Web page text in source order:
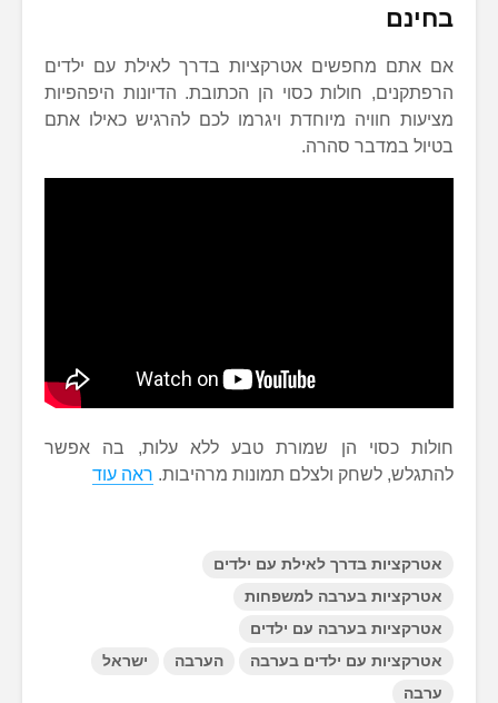
בחינם
אם אתם מחפשים אטרקציות בדרך לאילת עם ילדים
הרפתקנים, חולות כסוי הן הכתובת. הדיונות היפהפיות
מציעות חוויה מיוחדת ויגרמו לכם להרגיש כאילו אתם
בטיול במדבר סהרה.
חולות כסוי הן שמורת טבע ללא עלות, בה אפשר
להתגלש, לשחק ולצלם תמונות מרהיבות. ראה עוד
אטרקציות בדרך לאילת עם ילדים
אטרקציות בערבה למשפחות
אטרקציות בערבה עם ילדים
אטרקציות עם ילדים בערבה
הערבה
ישראל
ערבה